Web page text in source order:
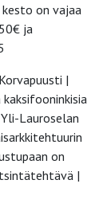
on vajaa
ja
|
Lauroselan
on
|